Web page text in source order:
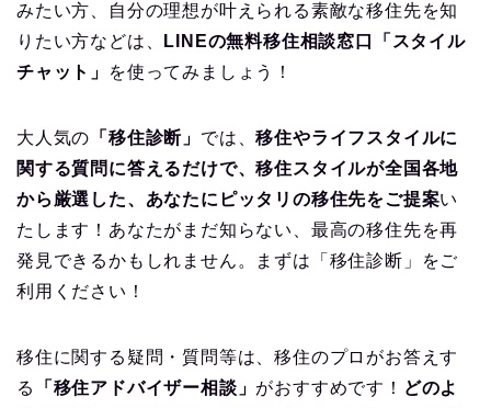
みたい方、自分の理想が叶えられる素敵な移住先を知
りたい方などは、
LINEの無料移住相談窓口「スタイル
チャット」
を使ってみましょう！
大人気の 「移住診断」 では、移住やライフスタイルに
関する質問に答えるだけで、移住スタイルが全国各地
から厳選した、あなたにピッタリの移住先をご提案い
たします！あなたがまだ知らない、最高の移住先を再
発見できるかもしれません。まずは「移住診断」をご
利用ください！
移住に関する疑問・質問等は、移住のプロがお答えす
る
「移住アドバイザー相談」 がおすすめです！ どのよ